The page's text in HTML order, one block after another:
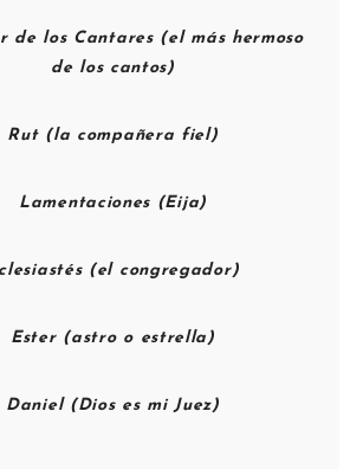
de los Cantares (el más hermoso
de los cantos)
Rut (la compañera fiel)
Lamentaciones (Eija)
(el congregador)
Ester (astro o estrella)
Daniel (Dios es mi Juez)